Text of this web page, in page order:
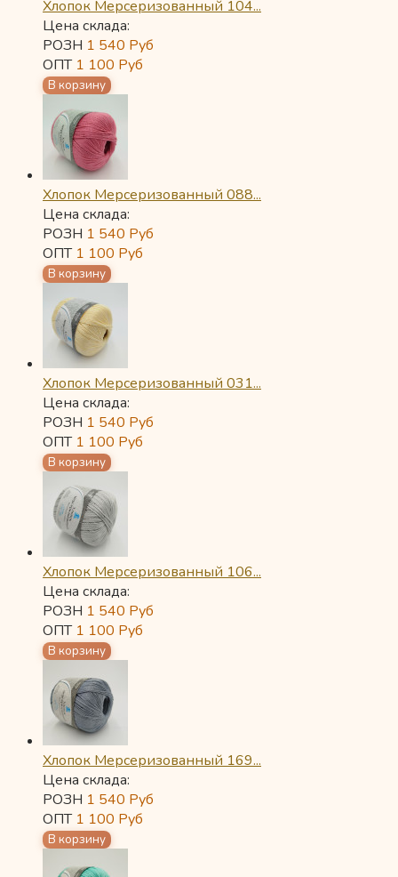
Хлопок Мерсеризованный 104...
Цена склада:
РОЗН 1 540 Руб
ОПТ 1 100 Руб
Хлопок Мерсеризованный 088...
Цена склада:
РОЗН 1 540 Руб
ОПТ 1 100 Руб
Хлопок Мерсеризованный 031...
Цена склада:
РОЗН 1 540 Руб
ОПТ 1 100 Руб
Хлопок Мерсеризованный 106...
Цена склада:
РОЗН 1 540 Руб
ОПТ 1 100 Руб
Хлопок Мерсеризованный 169...
Цена склада:
РОЗН 1 540 Руб
ОПТ 1 100 Руб